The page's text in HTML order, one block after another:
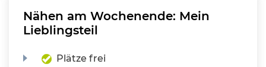
Nähen am Wochenende: Mein
Lieblingsteil
Plätze frei